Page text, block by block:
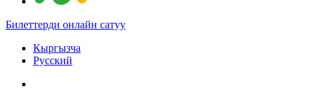
Билеттерди онлайн сатуу
Кыргызча
Русский